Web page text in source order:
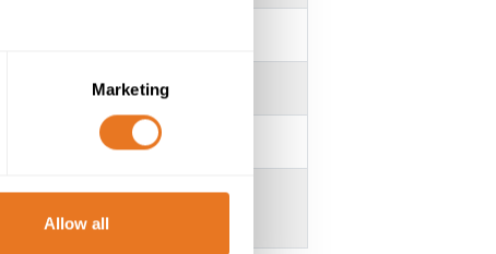
Marketing
Allow all
y sin halógenos